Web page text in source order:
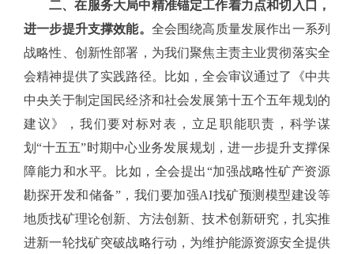
二、在服务大局中精准锚定工作着力点和切入口，
进一步提升支撑效能。 全会围绕高质量发展作出一系列
战略性、创新性部署，为我们聚焦主责主业贯彻落实全
会精神提供了实践路径。比如，全会审议通过了《中共
中央关于制定国民经济和社会发展第十五个五年规划的
建议》，我们要对标对表，立足职能职责，科学谋
划“十五五”时期中心业务发展规划，进一步提升支撑保
障能力和水平。比如，全会提出“加强战略性矿产资源
勘探开发和储备”，我们要加强AI找矿预测模型建设等
地质找矿理论创新、方法创新、技术创新研究，扎实推
进新一轮找矿突破战略行动，为维护能源资源安全提供